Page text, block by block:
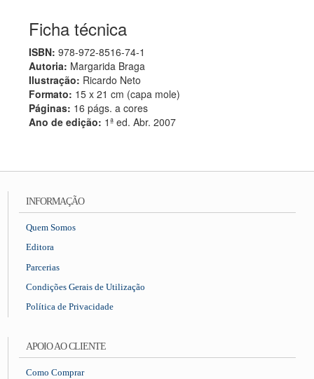
Ficha técnica
ISBN: 978-972-8516-74-1
Autoria: Margarida Braga
Ilustração: Ricardo Neto
Formato: 15 x 21 cm (capa mole)
Páginas: 16 págs. a cores
Ano de edição: 1ª ed. Abr. 2007
INFORMAÇÃO
Quem Somos
Editora
Parcerias
Condições Gerais de Utilização
Política de Privacidade
APOIO AO CLIENTE
Como Comprar